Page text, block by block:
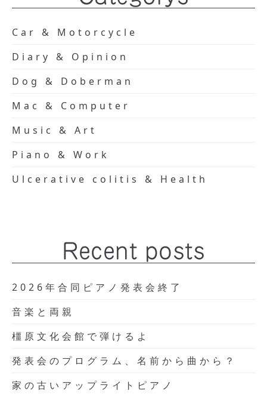
Car & Motorcycle
Diary & Opinion
Dog & Doberman
Mac & Computer
Music & Art
Piano & Work
Ulcerative colitis & Health
Recent posts
2026年合同ピアノ発表会終了
音楽と両親
橿原文化会館で弾けるよ
発表会のプログラム、名前から曲から？
家の古いアップライトピアノ